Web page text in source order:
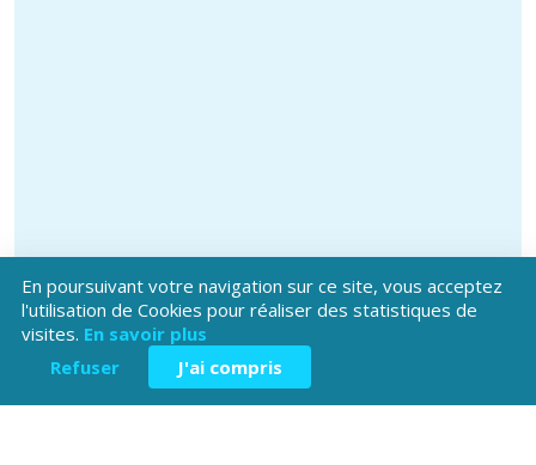
En poursuivant votre navigation sur ce site, vous acceptez
l'utilisation de Cookies pour réaliser des statistiques de
visites. En savoir plus
Refuser
J'ai compris